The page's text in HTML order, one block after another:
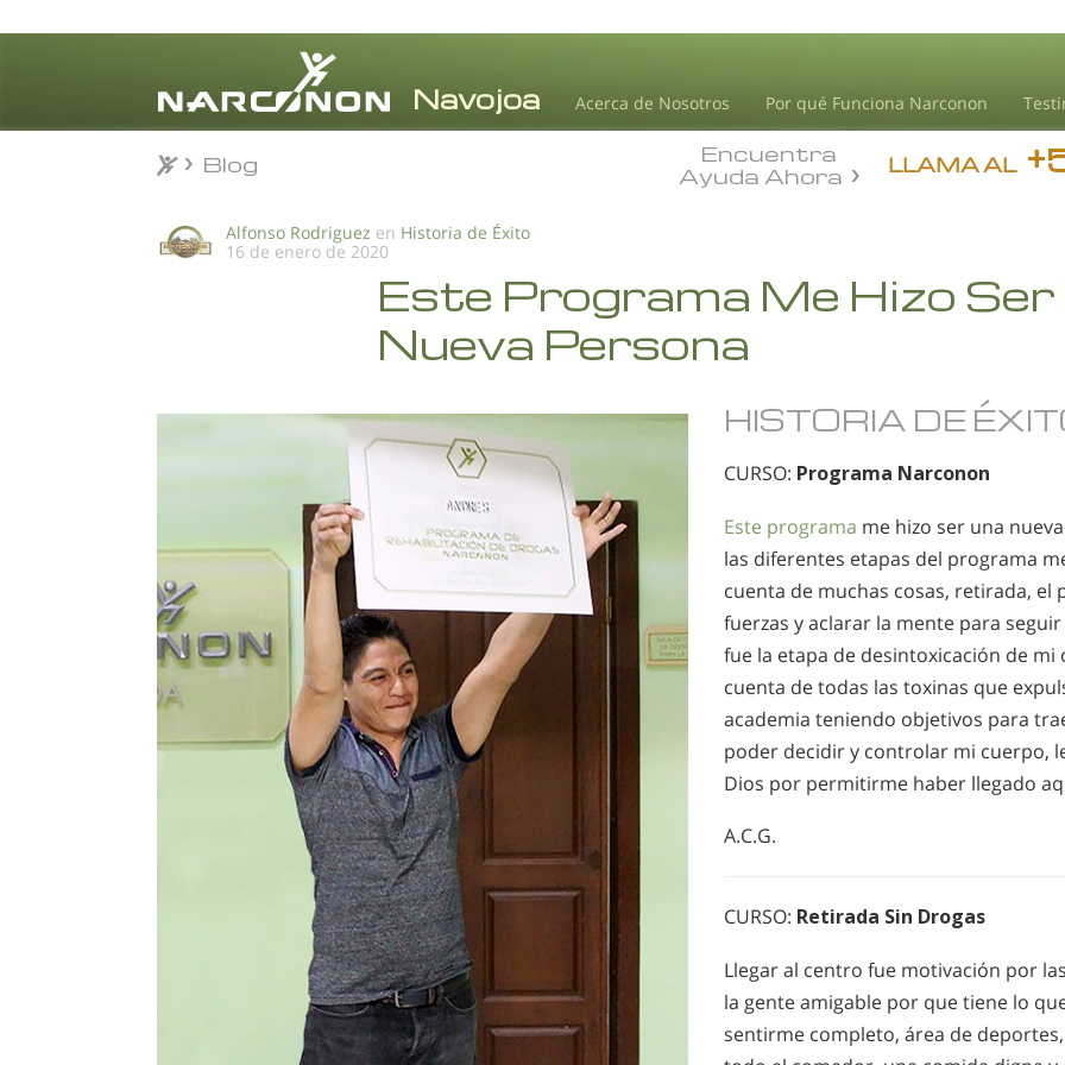
Acerca de Nosotros Por qué Funciona Narconon
LLAMA AL
Encuentra
Ayuda Ahora
Blog
Alfonso Rodriguez en Historia de Éxito
16 de enero de 2020
Este Programa Me Hizo Ser
Nueva Persona
HISTORIA DE
CURSO: Programa Narconon
Este programa me hizo ser una
las diferentes etapas del programa
cuenta de muchas cosas, retirada, el
fuerzas y aclarar la mente para
fue la etapa de desintoxicación de
cuenta de todas las toxinas que
academia teniendo objetivos para
poder decidir y controlar mi cuerpo,
Dios por permitirme haber llegado
A.C.G.
CURSO: Retirada Sin Drogas
Llegar al centro fue motivación por
la gente amigable por que tiene lo
sentirme completo, área de
Blog